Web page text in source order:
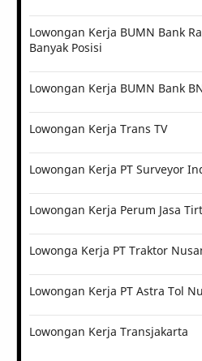
Lowongan Kerja BUMN Bank
Banyak Posisi
Lowongan Kerja BUMN Bank
Lowongan Kerja Trans TV
Lowongan Kerja PT Surveyor
Lowongan Kerja Perum Jasa
Lowonga Kerja PT Traktor
Lowongan Kerja PT Astra Tol
Lowongan Kerja Transjakarta